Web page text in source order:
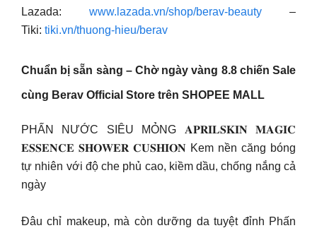
Lazada: www.lazada.vn/shop/berav-beauty –
Tiki: tiki.vn/thuong-hieu/berav
Chuẩn bị sẵn sàng – Chờ ngày vàng 8.8 chiến Sale
cùng Berav Official Store trên SHOPEE MALL
PHẤN NƯỚC SIÊU MỎNG 𝐀𝐏𝐑𝐈𝐋𝐒𝐊𝐈𝐍 𝐌𝐀𝐆𝐈𝐂
𝐄𝐒𝐒𝐄𝐍𝐂𝐄 𝐒𝐇𝐎𝐖𝐄𝐑 𝐂𝐔𝐒𝐇𝐈𝐎𝐍 Kem nền căng bóng
tự nhiên với độ che phủ cao, kiềm dầu, chống nắng cả
ngày
Đâu chỉ makeup, mà còn dưỡng da tuyệt đỉnh Phấn